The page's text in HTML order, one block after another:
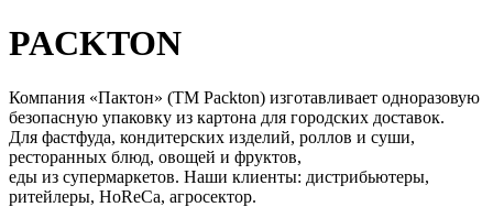
PACKTON
Компания «Пактон» (ТМ Packton) изготавливает одноразовую
безопасную упаковку из картона для городских доставок.
Для фастфуда, кондитерских изделий, роллов и суши,
ресторанных блюд, овощей и фруктов,
еды из супермаркетов. Наши клиенты: дистрибьютеры,
ритейлеры, HoReCa, агросектор.